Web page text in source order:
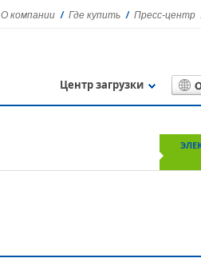
О компании Где купить Пресс-центр
Центр загрузки